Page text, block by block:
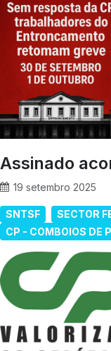
Assinado
19 setembro 2025
SNTSF
SECTOR
CP - COMBOIOS DE